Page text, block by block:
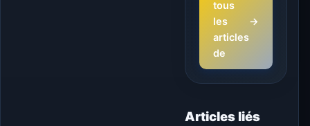
tous
les
articles
de
→
Articles liés